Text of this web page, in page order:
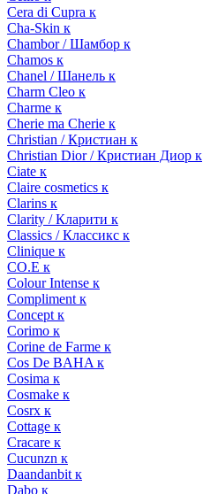
Cera di Cupra к
Cha-Skin к
Chambor / Шамбор к
Chamos к
Chanel / Шанель к
Charm Cleo к
Charme к
Cherie ma Cherie к
Christian / Кристиан к
Christian Dior / Кристиан Диор к
Ciate к
Claire cosmetics к
Clarins к
Clarity / Кларити к
Classics / Классикс к
Clinique к
CO.E к
Colour Intense к
Compliment к
Concept к
Corimo к
Corine de Farme к
Cos De BAHA к
Cosima к
Cosmake к
Cosrx к
Cottage к
Cracare к
Cucunzn к
Daandanbit к
Dabo к